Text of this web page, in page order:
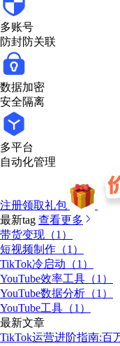
多账号
防封防关联
数据加密
安全隔离
多平台
自动化管理
注册领取礼包
最新tag 查看更多
带货变现（1）
短视频制作（1）
TikTok冷启动（1）
YouTube效率工具（1）
YouTube数据分析（1）
YouTube工具（1）
最新文章
TikTok运营进阶指南:百